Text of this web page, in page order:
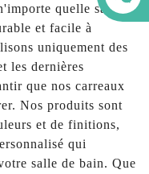
quelle salle de
et facile à
uniquement des
les dernières
que nos carreaux
Nos produits sont
et de finitions,
qui
salle de bain. Que